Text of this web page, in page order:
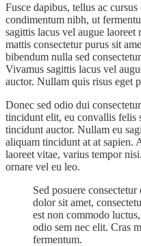
Fusce dapibus, tellus ac
condimentum nibh, ut
sagittis lacus vel augue
mattis consectetur purus sit
bibendum nulla sed
Vivamus sagittis lacus vel
auctor. Nullam quis risus eget
Donec sed odio dui
tincidunt elit, eu convallis felis
tincidunt auctor. Nullam eu
aliquam tincidunt at at sapien.
laoreet vitae, varius tempor
ornare vel eu leo.
Sed posuere
dolor sit amet,
est non commodo
odio sem nec elit. Cras
fermentum.